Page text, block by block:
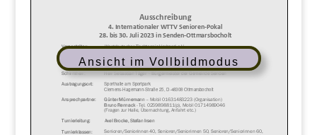
Ansicht im Vollbildmodus